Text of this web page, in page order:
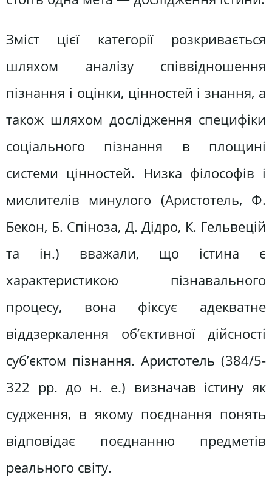
Зміст цієї категорії розкривається
шляхом аналізу співвідношення
пізнання і оцінки, цінностей і знання, а
також шляхом дослідження специфіки
соціального пізнання в площині
системи цінностей. Низка філософів і
мислителів минулого (Аристотель, Ф.
Бекон, Б. Спіноза, Д. Дідро, К. Гельвецій
та ін.) вважали, що істина є
характеристикою пізнавального
процесу, вона фіксує адекватне
віддзеркалення об’єктивної дійсності
суб’єктом пізнання. Аристотель (384/5-
322 рр. до н. е.) визначав істину як
судження, в якому поєднання понять
відповідає поєднанню предметів
реального світу.